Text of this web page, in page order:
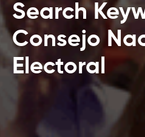
Search
Consejo
Electoral